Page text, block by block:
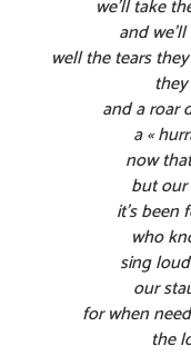
we’ll take
and
well the tears
and a roar
a «
now
but
it’s
who
sing
our
for when
the